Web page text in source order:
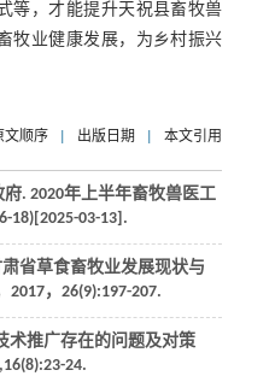
等，才能提升天祝县畜牧兽
牧业健康发展，为乡村振兴
文顺序 出版日期 本文引用
. 2020年上半年畜牧兽医工
18)[2025-03-13].
省草食畜牧业发展现状与
2017， 26(9):197-207.
术推广存在的问题及对策
16(8):23-24.